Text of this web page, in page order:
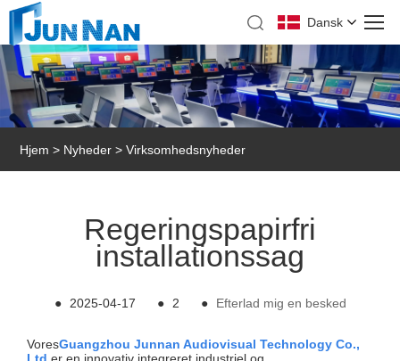
Dansk
Hjem > Nyheder >Virksomhedsnyheder
Regeringspapirfri
installationssag
● 2025-04-17 ● 2 ● Efterlad mig en besked
VoresGuangzhou Junnan Audiovisual Technology Co.,